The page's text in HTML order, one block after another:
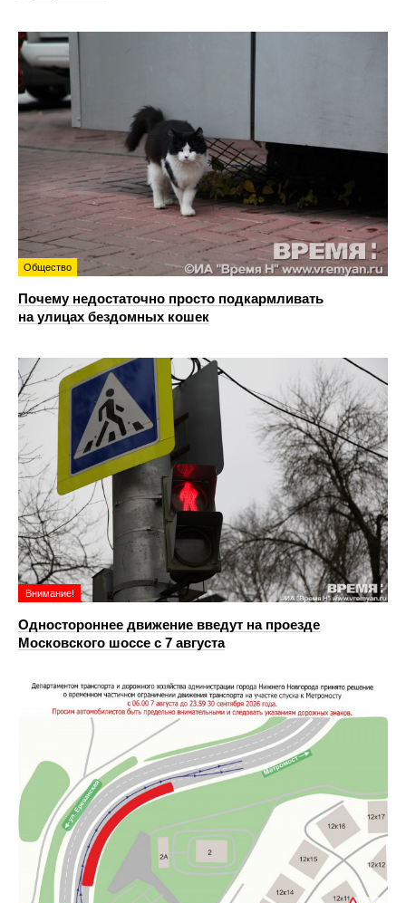
Общество
Почему недостаточно просто подкармливать
на улицах бездомных кошек
Внимание!
Одностороннее движение введут на проезде
Московского шоссе с 7 августа